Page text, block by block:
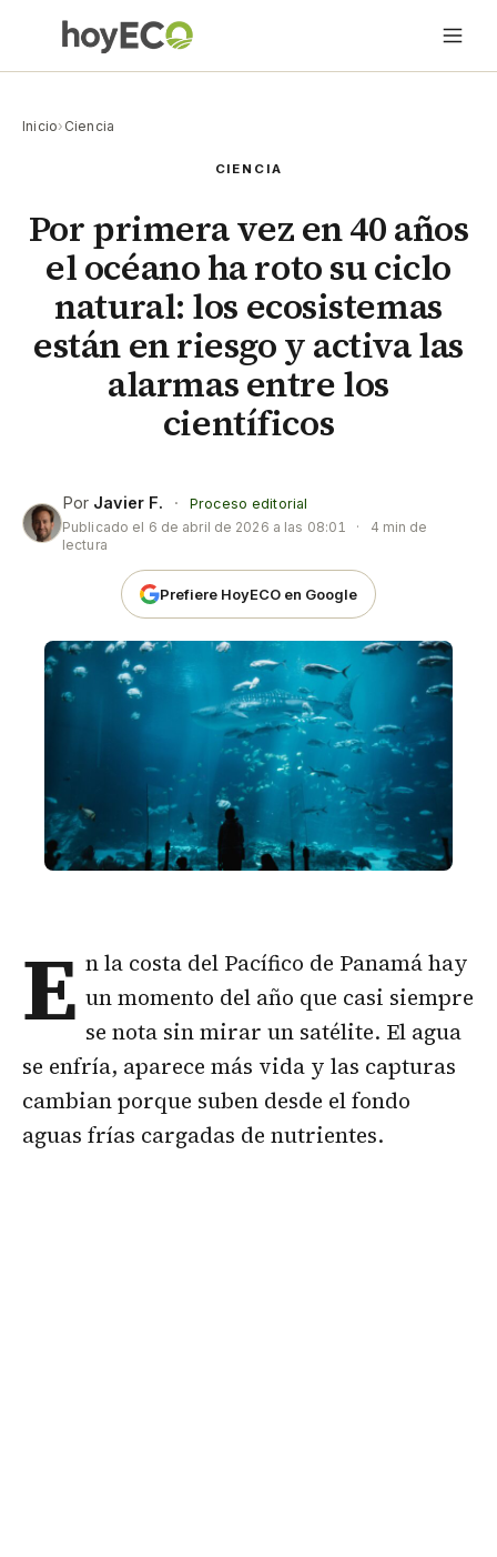
Inicio› Ciencia
CIENCIA
Por primera vez en 40 años
el océano ha roto su ciclo
natural: los ecosistemas
están en riesgo y activa las
alarmas entre los
científicos
Por Javier F. ·
Proceso editorial
Publicado el 6 de abril de 2026 a las 08:01 ·
4 min de
lectura
Prefiere HoyECO en Google
E n la costa del Pacífico de Panamá hay
un momento del año que casi siempre
se nota sin mirar un satélite. El agua
se enfría, aparece más vida y las capturas
cambian porque suben desde el fondo
aguas frías cargadas de nutrientes.